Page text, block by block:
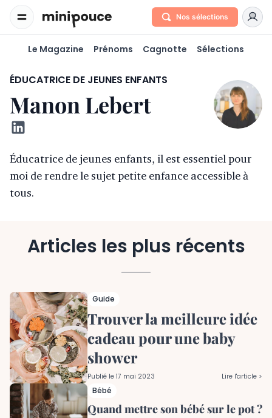
Nos sélections
Le Magazine Prénoms Cagnotte Sélections
ÉDUCATRICE DE JEUNES ENFANTS
Manon Lebert
Éducatrice de jeunes enfants, il est essentiel pour
moi de rendre le sujet petite enfance accessible à
tous.
Articles les plus récents
Guide
Trouver la meilleure idée
cadeau pour une baby
shower
Publié le 17 mai 2023 Lire l'article >
Bébé
Quand mettre son bébé sur le pot ?